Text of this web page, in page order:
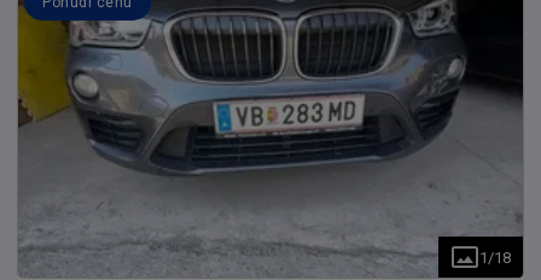
1 /18